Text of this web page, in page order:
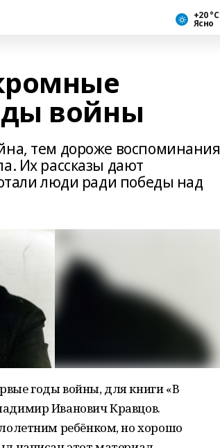
+20 °С
Ясно
войны
тем дороже воспоминания
Их рассказы дают
люди ради победы над
годы войны, для книги «В
Иванович Кравцов.
ребёнком, но хорошо